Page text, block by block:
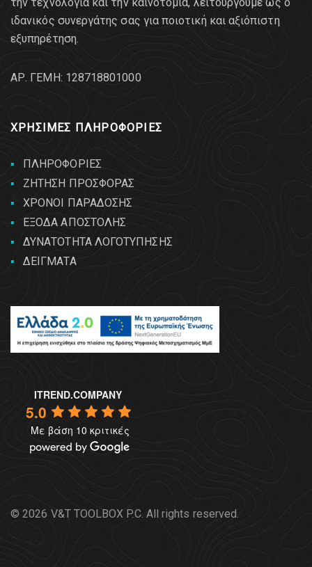
ιδανικός συνεργάτης σας για ποιοτική και αξιόπιστη
εξυπηρέτηση.
AΡ. ΓΕΜΗ: 128718801000
ΧΡΗΣΙΜΕΣ ΠΛΗΡΟΦΟΡΙΕΣ
ΠΛΗΡΟΦΟΡΙΕΣ
ΖΗΤΗΣΗ ΠΡΟΣΦΟΡΑΣ
ΧΡΟΝΟΙ ΠΑΡΑΔΟΣΗΣ
ΕΞΟΔΑ ΑΠΟΣΤΟΛΗΣ
ΔΥΝΑΤΟΤΗΤΑ ΛΟΓΟΤΥΠΗΣΗΣ
ΔΕΙΓΜΑΤΑ
ITREND.COMPANY
5.0
Με βάση 10 κριτικές
© 2026 V&T TOOLBOX P.C. All rights reserved.